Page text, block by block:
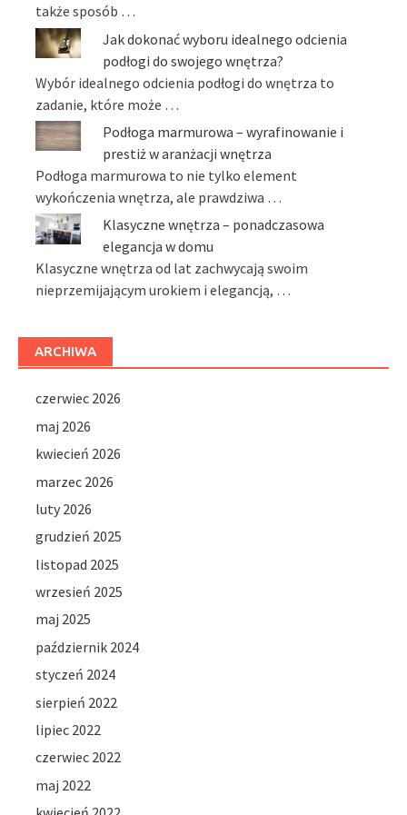
także sposób …
Jak dokonać wyboru idealnego odcienia
podłogi do swojego wnętrza?
Wybór idealnego odcienia podłogi do wnętrza to
zadanie, które może …
Podłoga marmurowa – wyrafinowanie i
prestiż w aranżacji wnętrza
Podłoga marmurowa to nie tylko element
wykończenia wnętrza, ale prawdziwa …
Klasyczne wnętrza – ponadczasowa
elegancja w domu
Klasyczne wnętrza od lat zachwycają swoim
nieprzemijającym urokiem i elegancją, …
ARCHIWA
czerwiec 2026
maj 2026
kwiecień 2026
marzec 2026
luty 2026
grudzień 2025
listopad 2025
wrzesień 2025
maj 2025
październik 2024
styczeń 2024
sierpień 2022
lipiec 2022
czerwiec 2022
maj 2022